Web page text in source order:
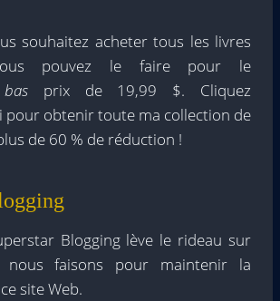
souhaitez acheter tous les livres
pouvez le faire pour le
prix de 19,99 $. Cliquez
pour obtenir toute ma collection de
de 60 % de réduction !
Blogging lève le rideau sur
faisons pour maintenir la
site Web.